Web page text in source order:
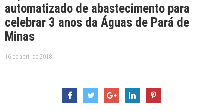
automatizado de abastecimento para
celebrar 3 anos da Águas de Pará de
Minas
16 de abril de 2018